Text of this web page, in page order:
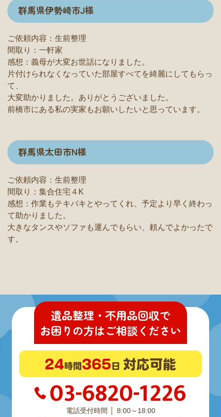
群馬県伊勢崎市J様
ご依頼内容：生前整理
間取り：一軒家
感想：義母が大変お世話になりました。
片付けられなくなっていた部屋すべてを綺麗にしてもらっ
て、
大変助かりました。ありがとうございました。
前橋市にある私の実家もお願いしたいと思っています。
群馬県太田市N様
ご依頼内容：生前整理
間取り：集合住宅４K
感想：作業もテキパキとやってくれ、予定より早く終わっ
て助かりました。
大きなタンスやソファも運んでもらい、頼んでよかったで
す。
遺品整理・不用品回収で
お困りの方はご相談ください
03-6820-1226
電話受付時間 8:00～18:00